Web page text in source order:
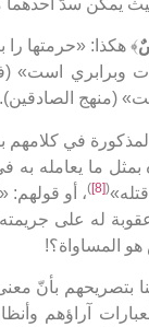
يمكن سدّ أحدهما
﴾ هكذا: «حرمتها
وبرابري است»
(منهج الصادقين).
في كلامهم
بمثل ما يعامله به
(
[8]
)، أو قولهم:
عقوبة له على
المساواة؟!
بتصريحهم بأنّ
آراؤهم